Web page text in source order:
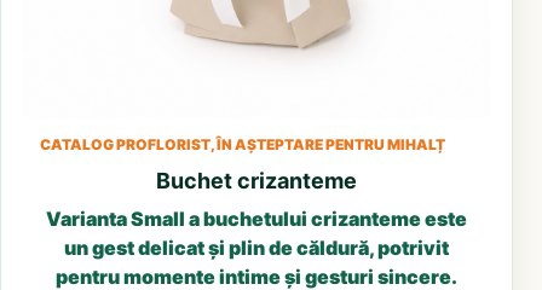
CATALOG PROFLORIST, ÎN AȘTEPTARE PENTRU MIHALȚ
Buchet crizanteme
Varianta Small a buchetului crizanteme este
un gest delicat și plin de căldură, potrivit
pentru momente intime și gesturi sincere.